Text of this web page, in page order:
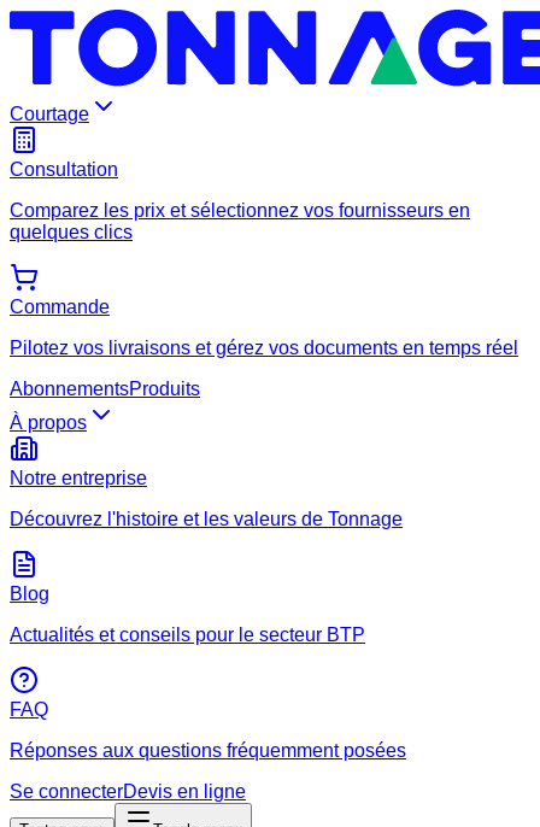
Courtage
Consultation
Comparez les prix et sélectionnez vos fournisseurs en
quelques clics
Commande
Pilotez vos livraisons et gérez vos documents en temps réel
AbonnementsProduits
À propos
Notre entreprise
Découvrez l'histoire et les valeurs de Tonnage
Blog
Actualités et conseils pour le secteur BTP
FAQ
Réponses aux questions fréquemment posées
Se connecterDevis en ligne